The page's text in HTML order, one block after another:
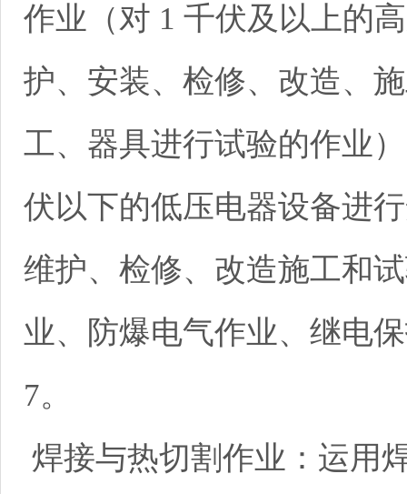
作业（对 1 千伏及以上的
护、安装、检修、改造、
工、器具进行试验的作业
伏以下的低压电器设备进
维护、检修、改造施工和
业、防爆电气作业、继电
7。
焊接与热切割作业：运用